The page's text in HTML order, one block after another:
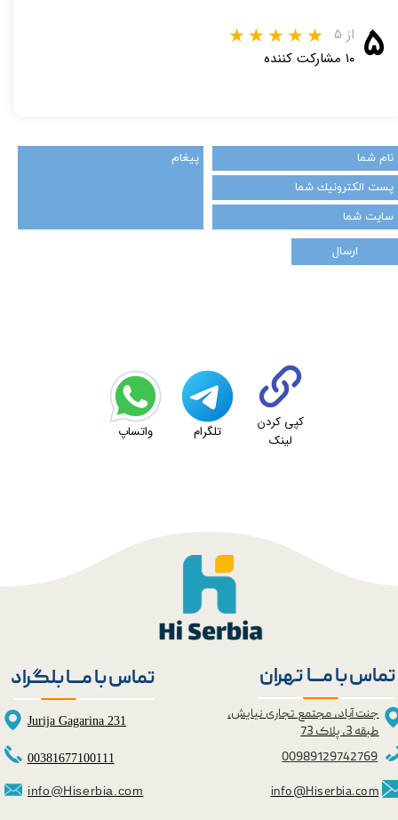
۵ از ۵
★★
۱۰ مشارکت کننده
کپی کردن
لینک
تلگرام واتساپ
ارسال
تماس با مــــا تهران
جنت آباد، مجتمع تجاری نیایش،
طبقه 3، پلاک 73
00989129742769
info@Hiserbia.com
تماس با مــــا بلگراد
Jurija Gagarina 231
info@Hiserbia.com
00381677100111